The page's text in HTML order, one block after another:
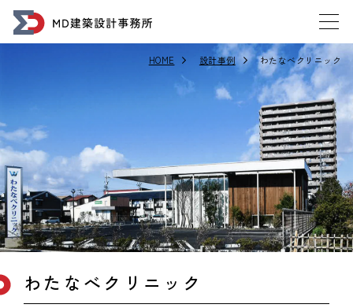
HOME 設計事例 わたなべクリニック
わたなべクリニック